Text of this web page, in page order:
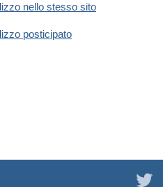
nello stesso sito
posticipato